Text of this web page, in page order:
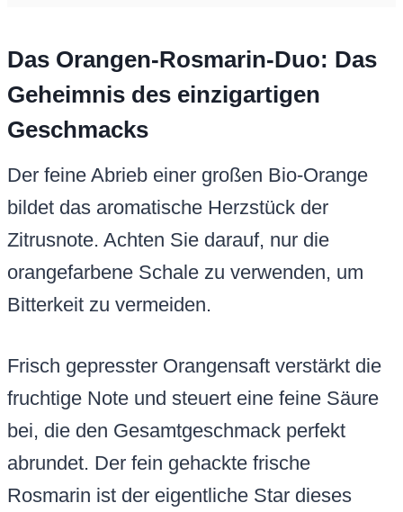
Das Orangen-Rosmarin-Duo: Das
Geheimnis des einzigartigen
Geschmacks
Der feine Abrieb einer großen Bio-Orange
bildet das aromatische Herzstück der
Zitrusnote. Achten Sie darauf, nur die
orangefarbene Schale zu verwenden, um
Bitterkeit zu vermeiden.
Frisch gepresster Orangensaft verstärkt die
fruchtige Note und steuert eine feine Säure
bei, die den Gesamtgeschmack perfekt
abrundet. Der fein gehackte frische
Rosmarin ist der eigentliche Star dieses